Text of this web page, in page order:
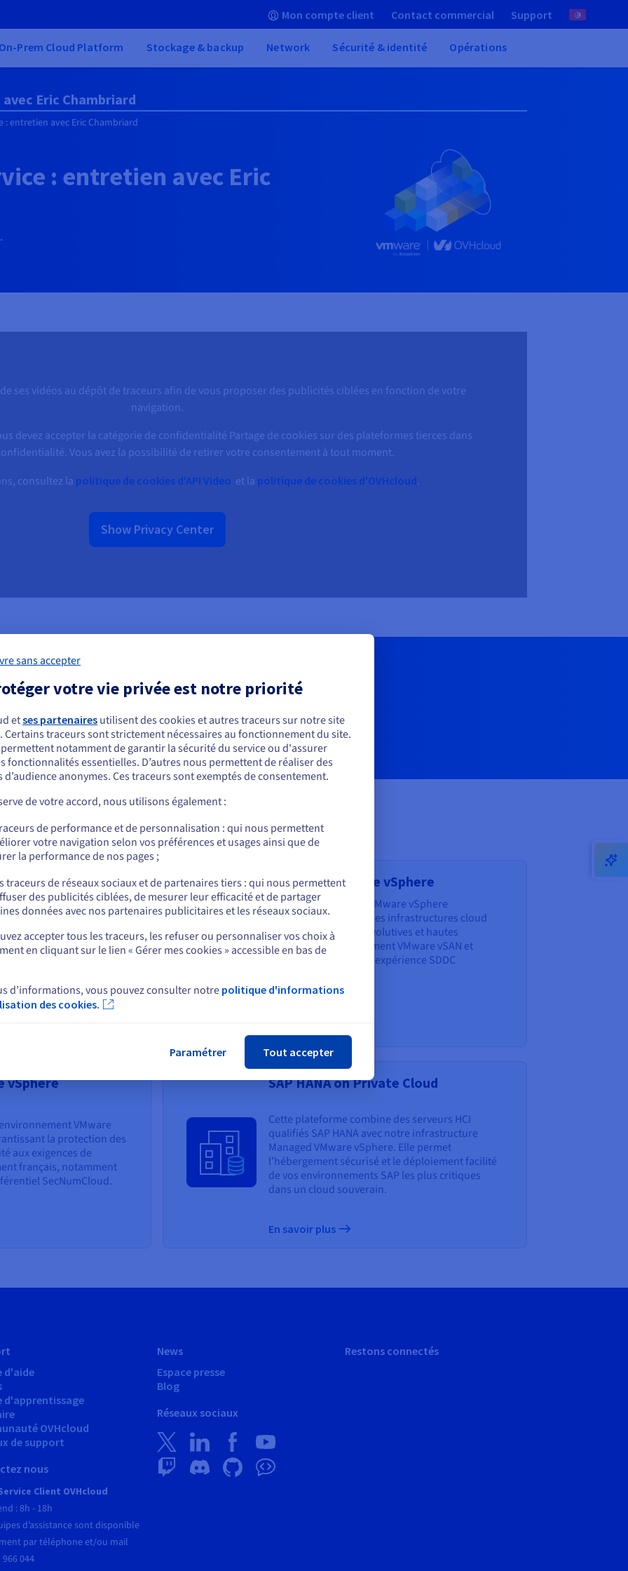
Mon compte client Contact commercial Support
On-Prem Cloud Platform Stockage & backup Network Sécurité & identité Opérations
Eric Chambriard
: entretien avec Eric Chambriard
: entretien avec Eric
ses vidéos au dépôt de traceurs afin de vous proposer des publicités ciblées en fonction de votre
navigation.
devez accepter la catégorie de confidentialité Partage de cookies sur des plateformes tierces dans
Vous avez la possibilité de retirer votre consentement à tout moment.
consultez la politique de cookies d'API Video et la politique de cookies d'OVHcloud.
Show Privacy Center
votre consultation gratuite !
Discutez de vos besoins de migration avec nos spécialistes.
Nous contacter
on OVHcloud
est une solution VMware
managée, qui
partagée en tant que
VMware Cloud Director.
vSphere
VMware
la protection des
aux exigences de
français, notamment
SecNumCloud.
Managed VMware vSphere
La solution managée VMware vSphere
d’OVHcloud propose des infrastructures cloud
dédiées, sécurisées, évolutives et hautes
performances, notamment VMware vSAN et
VMware NSX pour une expérience SDDC
SAP HANA on Private Cloud
Cette plateforme combine des serveurs HCI
qualifiés SAP HANA avec notre infrastructure
Managed VMware vSphere. Elle permet
l’hébergement sécurisé et le déploiement facilité
de vos environnements SAP les plus critiques
dans un cloud souverain.
En savoir plus
d'aide
d'apprentissage
OVHcloud
de support
nous
Client OVHcloud
: 8h - 18h
d’assistance sont disponible
par téléphone et/ou mail
044
News
Espace presse
Blog
Réseaux sociaux
Restons connectés
semblez être localisé en États-Unis.
commander, rendez-vous sur le site de votre pays (États-Unis) et créez un
us.ovhcloud.com/
Anglais USD - $
ou
sur le site actuel
un autre site web
sans accepter
votre vie privée est notre priorité
etses partenaires utilisent des cookies et autres traceurs sur notre site
Certains traceurs sont strictement nécessaires au fonctionnement du site.
notamment de garantir la sécurité du service ou d'assurer
fonctionnalités essentielles. D’autres nous permettent de réaliser des
d’audience anonymes. Ces traceurs sont exemptés de consentement.
de votre accord, nous utilisons également :
de performance et de personnalisation : qui nous permettent
votre navigation selon vos préférences et usages ainsi que de
la performance de nos pages ;
traceurs de réseaux sociaux et de partenaires tiers : qui nous permettent
des publicités ciblées, de mesurer leur efficacité et de partager
données avec nos partenaires publicitaires et les réseaux sociaux.
accepter tous les traceurs, les refuser ou personnaliser vos choix à
en cliquant sur le lien « Gérer mes cookies » accessible en bas de
d’informations, vous pouvez consulter notre politique d'informations
des cookies.
Paramétrer Tout accepter